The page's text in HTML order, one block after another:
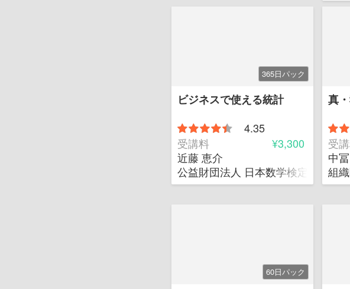
365日パック
ビジネスで使える統計
4.35
受講料
¥3,300
近藤 恵介
公益財団法人 日本数学検定協会 企
真
受
中
組
60日パック